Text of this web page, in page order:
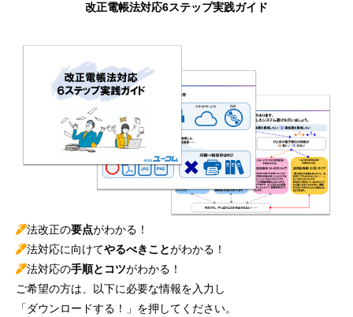
改正電帳法対応6ステップ実践ガイド
法改正の要点がわかる！
法対応に向けてやるべきことがわかる！
法対応の手順とコツがわかる！
ご希望の方は、以下に必要な情報を入力し
「ダウンロードする！」を押してください。